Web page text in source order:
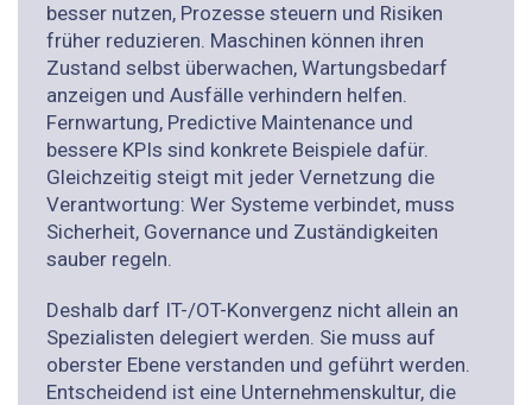
besser nutzen, Prozesse steuern und Risiken
früher reduzieren. Maschinen können ihren
Zustand selbst überwachen, Wartungsbedarf
anzeigen und Ausfälle verhindern helfen.
Fernwartung, Predictive Maintenance und
bessere KPIs sind konkrete Beispiele dafür.
Gleichzeitig steigt mit jeder Vernetzung die
Verantwortung: Wer Systeme verbindet, muss
Sicherheit, Governance und Zuständigkeiten
sauber regeln.
Deshalb darf IT-/OT-Konvergenz nicht allein an
Spezialisten delegiert werden. Sie muss auf
oberster Ebene verstanden und geführt werden.
Entscheidend ist eine Unternehmenskultur, die